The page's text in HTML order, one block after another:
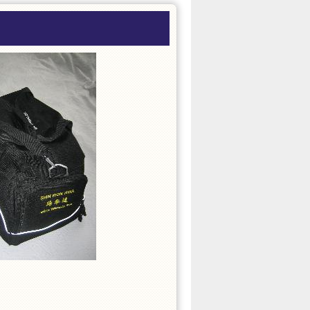
plain uden diverse
på til træning og konkurrence og
efter din højde i cm. Er du fx 178
købe en str. 180 cm. Denne guide
i at kropsbygningen er